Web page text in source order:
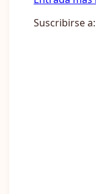
Suscribirse a: